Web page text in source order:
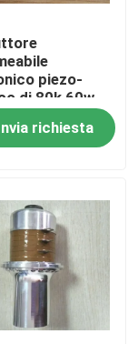
piezo-
di 80k 60w
richiesta